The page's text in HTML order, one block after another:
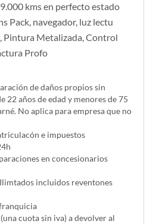
kms en perfecto estado
Pack, navegador, luz lectu
Pintura Metalizada, Control
Profo
de daños propios sin
22 años de edad y menores de 75
No aplica para empresa que no
e impuestos
en concesionarios
incluidos reventones
cuota sin iva) a devolver al